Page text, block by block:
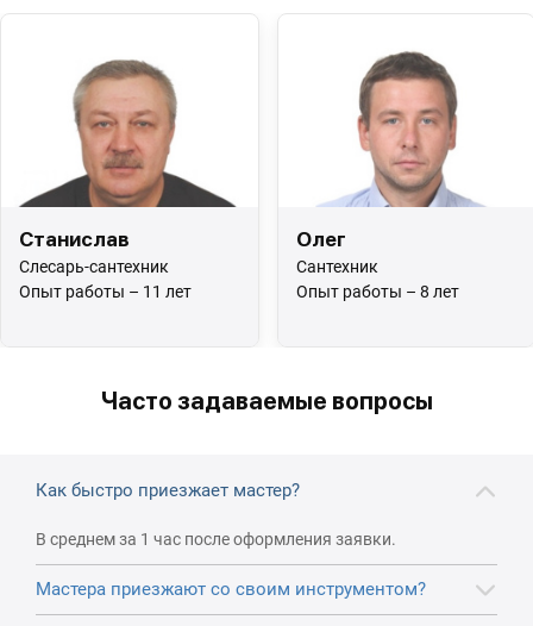
Станислав
Слесарь-сантехник
Опыт работы – 11 лет
Олег
Сантехник
Опыт работы – 8 лет
Часто задаваемые вопросы
Как быстро приезжает мастер?
В среднем за 1 час после оформления заявки.
Мастера приезжают со своим инструментом?